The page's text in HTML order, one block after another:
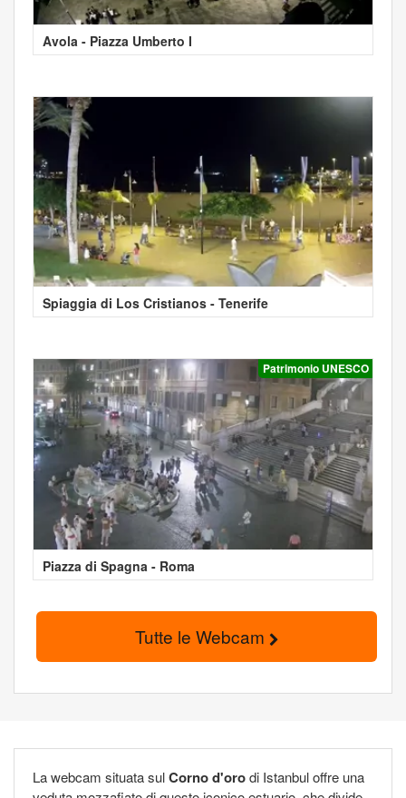
Avola - Piazza Umberto I
Spiaggia di Los Cristianos - Tenerife
Patrimonio UNESCO
Piazza di Spagna - Roma
Tutte le Webcam
La webcam situata sulCorno d'orodi Istanbul offre una